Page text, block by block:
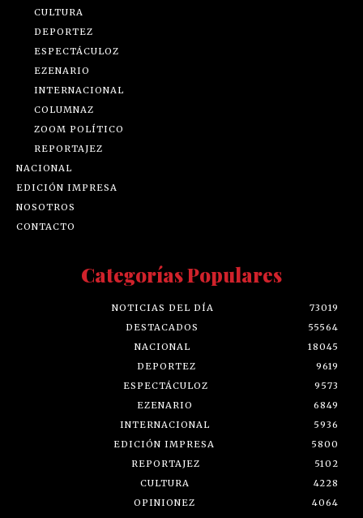
CULTURA
DEPORTEZ
ESPECTÁCULOZ
EZENARIO
INTERNACIONAL
COLUMNAZ
ZOOM POLÍTICO
REPORTAJEZ
NACIONAL
EDICIÓN IMPRESA
NOSOTROS
CONTACTO
Categorías Populares
NOTICIAS DEL DÍA
73019
DESTACADOS
55564
NACIONAL
18045
DEPORTEZ
9619
ESPECTÁCULOZ
9573
EZENARIO
6849
INTERNACIONAL
5936
EDICIÓN IMPRESA
5800
REPORTAJEZ
5102
CULTURA
4228
OPINIONEZ
4064